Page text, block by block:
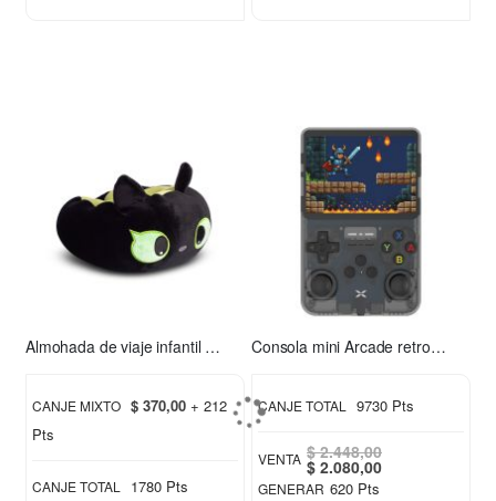
Almohada de viaje infantil Chimuelo verde
CANJE MIXTO $ 370,00 + 212
Pts
CANJE TOTAL 1780 Pts
Consola mini Arcade retro Xion XI-GAME350
CANJE TOTAL 9730 Pts
VENTA $ 2.448,00
Special
Price
$ 2.080,00
GENERAR 620 Pts